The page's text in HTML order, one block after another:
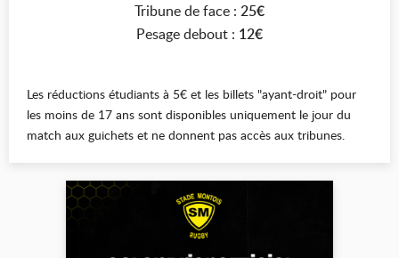
Tribune de face : 25€
Pesage debout : 12€
Les réductions étudiants à 5€ et les billets "ayant-droit" pour
les moins de 17 ans sont disponibles uniquement le jour du
match aux guichets et ne donnent pas accès aux tribunes.